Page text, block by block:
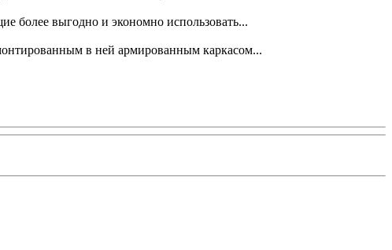
более выгодно и экономно использовать...
в ней армированным каркасом...